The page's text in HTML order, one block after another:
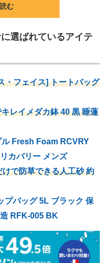
む
選ばれているアイテ
・フェイス] トートバッグ
レイメダカ鉢 40 黒 睡蓮
ル Fresh Foam RCVRY
カバリー メンズ
で防草できる人工砂 約
プバッグ 5L ブラック 保
RFK-005 BK